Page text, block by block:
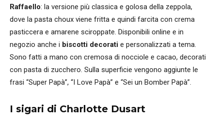
Raffaello: la versione più classica e golosa della zeppola,
dove la pasta choux viene fritta e quindi farcita con crema
pasticcera e amarene sciroppate. Disponibili online e in
negozio anche i biscotti decorati e personalizzati a tema.
Sono fatti a mano con cremosa di nocciole e cacao, decorati
con pasta di zucchero. Sulla superficie vengono aggiunte le
frasi “Super Papà”, “I Love Papà” e “Sei un Bomber Papà”.
I sigari di Charlotte Dusart